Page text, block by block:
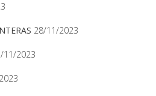
28/11/2023
11/2023